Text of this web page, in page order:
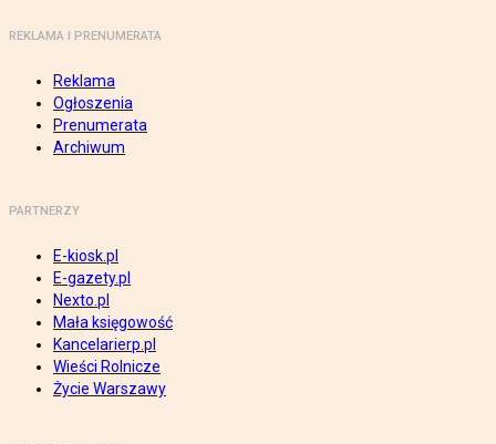
REKLAMA I PRENUMERATA
Reklama
Ogłoszenia
Prenumerata
Archiwum
PARTNERZY
E-kiosk.pl
E-gazety.pl
Nexto.pl
Mała księgowość
Kancelarierp.pl
Wieści Rolnicze
Życie Warszawy